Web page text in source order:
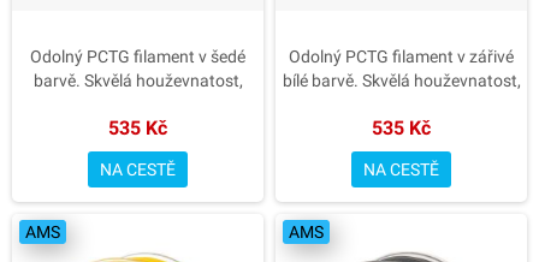
Odolný PCTG filament v šedé
barvě. Skvělá houževnatost,
tisk bez nutnosti vyhřívané
komory.
✅ Vyšší houževnatost než PET-
✅ Snadný tisk a hladký povrch
535 Kč
NA CESTĚ
Odolný PCTG filament v zářivé
bílé barvě. Skvělá houževnatost,
tisk bez nutnosti vyhřívané
komory.
✅ Vyšší houževnatost než PET-
✅ Snadný tisk a hladký povrch
535 Kč
NA CESTĚ
AMS AMS